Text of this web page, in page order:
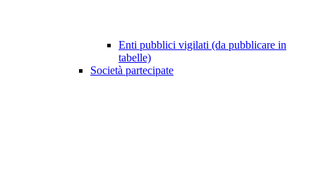
Enti pubblici vigilati (da pubblicare in
tabelle)
Società partecipate